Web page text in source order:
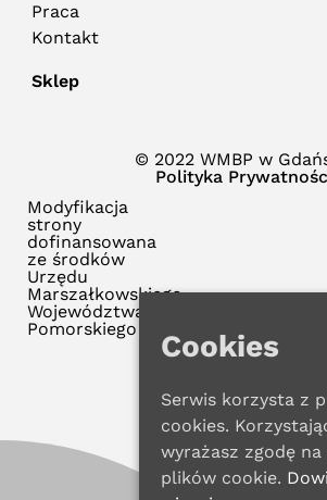
Praca
Kontakt
Sklep
© 2022 WMBP w
Polityka
Modyfikacja
strony
dofinansowana
ze środków
Urzędu
Marszałkowskiego
Województwa
Pomorskiego
Cookies
Serwis korzysta z
cookies.
wyrażasz zgodę na
plików cookie.